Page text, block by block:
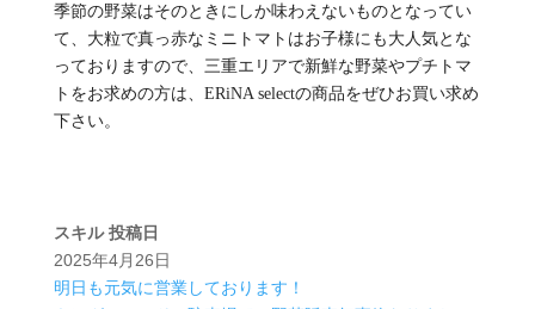
季節の野菜はそのときにしか味わえないものとなってい
て、大粒で真っ赤なミニトマトはお子様にも大人気とな
っておりますので、三重エリアで新鮮な野菜やプチトマ
トをお求めの方は、ERiNA selectの商品をぜひお買い求め
下さい。
スキル 投稿日
2025年4月26日
明日も元気に営業しております！